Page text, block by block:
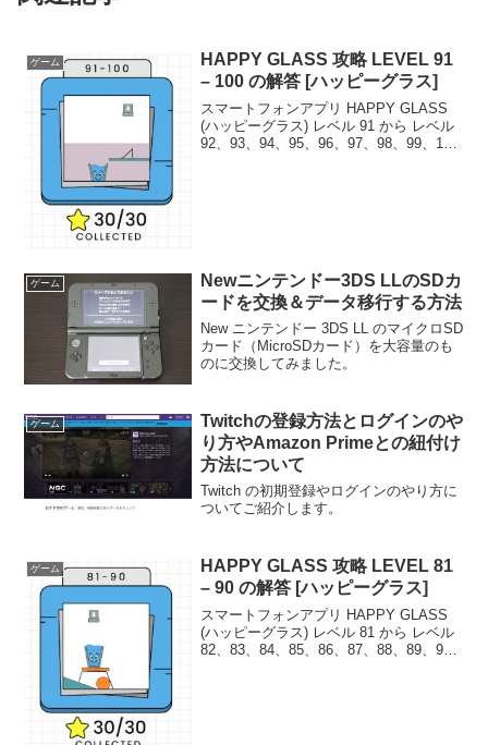
ゲーム
HAPPY GLASS 攻略 LEVEL 91
– 100 の解答 [ハッピーグラス]
スマートフォンアプリ HAPPY GLASS
(ハッピーグラス) レベル 91 から レベル
92、93、94、95、96、97、98、99、100
ゲーム
Newニンテンドー3DS LLのSDカ
ードを交換＆データ移行する方法
New ニンテンドー 3DS LL のマイクロSD
カード（MicroSDカード）を大容量のも
のに交換してみました。
ゲーム
Twitchの登録方法とログインのや
り方やAmazon Primeとの紐付け
方法について
Twitch の初期登録やログインのやり方に
ついてご紹介します。
ゲーム
HAPPY GLASS 攻略 LEVEL 81
– 90 の解答 [ハッピーグラス]
スマートフォンアプリ HAPPY GLASS
(ハッピーグラス) レベル 81 から レベル
82、83、84、85、86、87、88、89、90